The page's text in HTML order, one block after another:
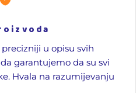
u opisu svih
garantujemo da su svi
Hvala na razumijevanju